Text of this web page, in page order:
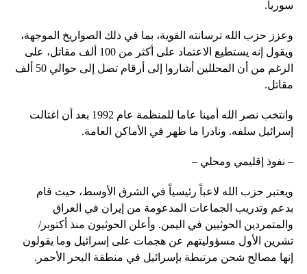
سوريا.
وعزز حزب الله ترسانته القوية، بما في ذلك الصواريخ الموجهة،
ويقول إنه يستطيع الاعتماد على أكثر من 100 ألف مقاتل، على
الرغم من أن المحللين أشاروا إلى أرقام تصل إلى حوالي 50 ألف
مقاتل.
وانتخب نصر الله أمينا عاما للمنظمة عام 1992 بعد أن اغتالت
إسرائيل سلفه. ونادرا ما ظهر في الأماكن العامة.
– نفوذ إقليمي ومحلي –
ويعتبر حزب الله لاعباً رئيسياً في الشرق الأوسط، حيث قام
بدعم وتدريب الجماعات المدعومة من إيران في العراق
والمتمردين الحوثيين في اليمن. وأعلن الحوثيون منذ أكتوبر/
تشرين الأول مسؤوليتهم عن هجمات على إسرائيل وما يقولون
إنها مصالح شحن مرتبطة بإسرائيل في منطقة البحر الأحمر.